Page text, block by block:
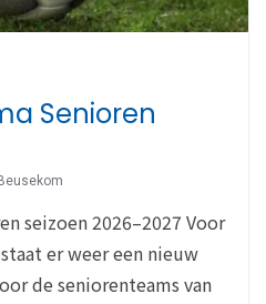
Senioren
seizoen 2026–2027 Voor
er weer een nieuw
de seniorenteams van